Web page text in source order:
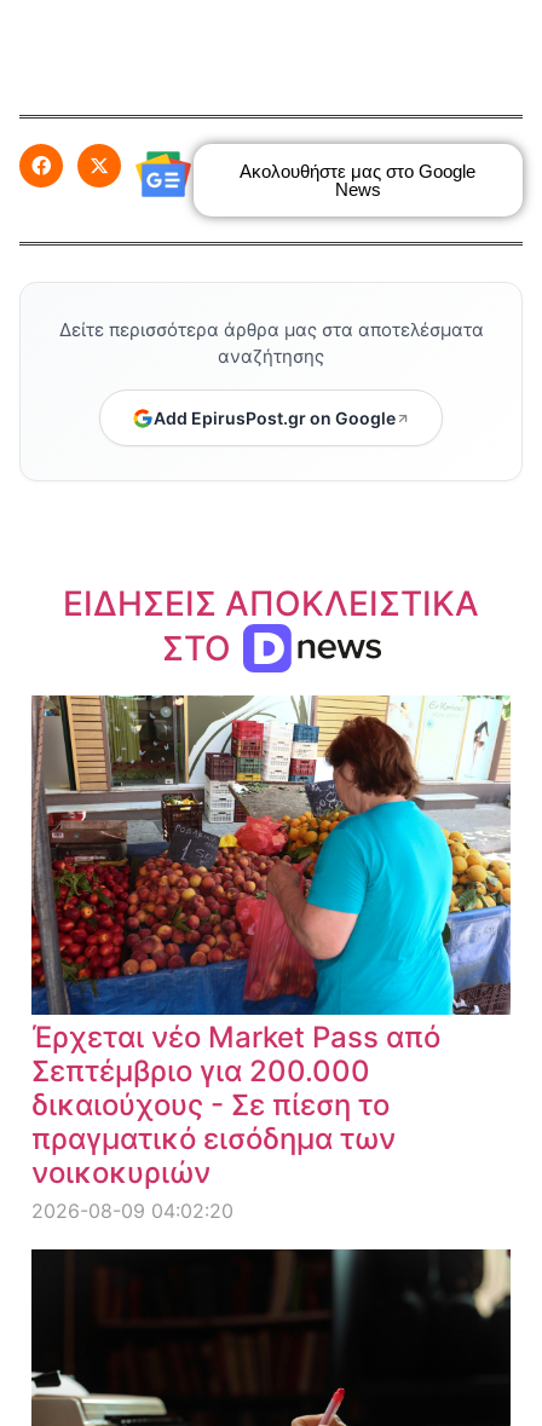
Ακολουθήστε μας στο Google
News
Δείτε περισσότερα άρθρα μας στα αποτελέσματα
αναζήτησης
Add EpirusPost.gr on Google
ΕΙΔΗΣΕΙΣ ΑΠΟΚΛΕΙΣΤΙΚΑ
ΣΤΟ
Έρχεται νέο Market Pass από
Σεπτέμβριο για 200.000
δικαιούχους - Σε πίεση το
πραγματικό εισόδημα των
νοικοκυριών
2026-08-09 04:02:20